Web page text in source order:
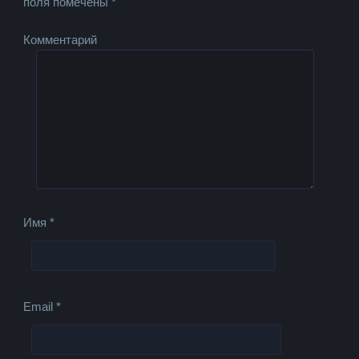
Комментарий
Имя*
Email*